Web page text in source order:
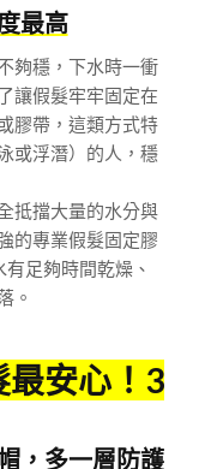
最高
夠穩，下水時一衝
讓假髮牢牢固定在
膠帶，這類方式特
或浮潛）的人，穩
抵擋大量的水分與
的專業假髮固定膠
足夠時間乾燥、
。
最安心！3
，多一層防護